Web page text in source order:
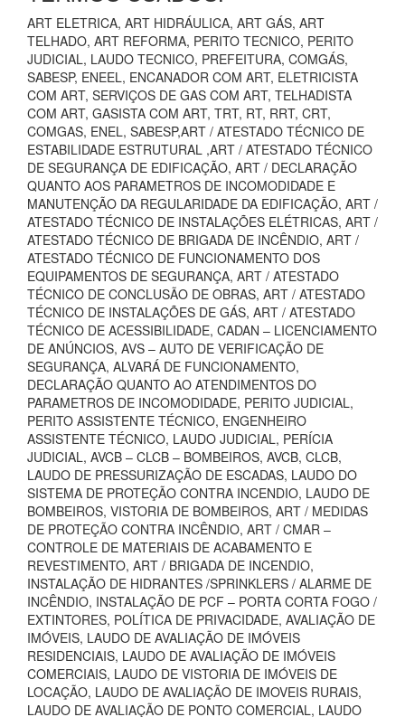
ART ELETRICA, ART HIDRÁULICA, ART GÁS, ART
TELHADO, ART REFORMA, PERITO TECNICO, PERITO
JUDICIAL, LAUDO TECNICO, PREFEITURA, COMGÁS,
SABESP, ENEEL, ENCANADOR COM ART, ELETRICISTA
COM ART, SERVIÇOS DE GAS COM ART, TELHADISTA
COM ART, GASISTA COM ART, TRT, RT, RRT, CRT,
COMGAS, ENEL, SABESP,ART / ATESTADO TÉCNICO DE
ESTABILIDADE ESTRUTURAL ,ART / ATESTADO TÉCNICO
DE SEGURANÇA DE EDIFICAÇÃO, ART / DECLARAÇÃO
QUANTO AOS PARAMETROS DE INCOMODIDADE E
MANUTENÇÃO DA REGULARIDADE DA EDIFICAÇÃO, ART /
ATESTADO TÉCNICO DE INSTALAÇÕES ELÉTRICAS, ART /
ATESTADO TÉCNICO DE BRIGADA DE INCÊNDIO, ART /
ATESTADO TÉCNICO DE FUNCIONAMENTO DOS
EQUIPAMENTOS DE SEGURANÇA, ART / ATESTADO
TÉCNICO DE CONCLUSÃO DE OBRAS, ART / ATESTADO
TÉCNICO DE INSTALAÇÕES DE GÁS, ART / ATESTADO
TÉCNICO DE ACESSIBILIDADE, CADAN – LICENCIAMENTO
DE ANÚNCIOS, AVS – AUTO DE VERIFICAÇÃO DE
SEGURANÇA, ALVARÁ DE FUNCIONAMENTO,
DECLARAÇÃO QUANTO AO ATENDIMENTOS DO
PARAMETROS DE INCOMODIDADE, PERITO JUDICIAL,
PERITO ASSISTENTE TÉCNICO, ENGENHEIRO
ASSISTENTE TÉCNICO, LAUDO JUDICIAL, PERÍCIA
JUDICIAL, AVCB – CLCB – BOMBEIROS, AVCB, CLCB,
LAUDO DE PRESSURIZAÇÃO DE ESCADAS, LAUDO DO
SISTEMA DE PROTEÇÃO CONTRA INCENDIO, LAUDO DE
BOMBEIROS, VISTORIA DE BOMBEIROS, ART / MEDIDAS
DE PROTEÇÃO CONTRA INCÊNDIO, ART / CMAR –
CONTROLE DE MATERIAIS DE ACABAMENTO E
REVESTIMENTO, ART / BRIGADA DE INCENDIO,
INSTALAÇÃO DE HIDRANTES /SPRINKLERS / ALARME DE
INCÊNDIO, INSTALAÇÃO DE PCF – PORTA CORTA FOGO /
EXTINTORES, POLÍTICA DE PRIVACIDADE, AVALIAÇÃO DE
IMÓVEIS, LAUDO DE AVALIAÇÃO DE IMÓVEIS
RESIDENCIAIS, LAUDO DE AVALIAÇÃO DE IMÓVEIS
COMERCIAIS, LAUDO DE VISTORIA DE IMÓVEIS DE
LOCAÇÃO, LAUDO DE AVALIAÇÃO DE IMOVEIS RURAIS,
LAUDO DE AVALIAÇÃO DE PONTO COMERCIAL, LAUDO